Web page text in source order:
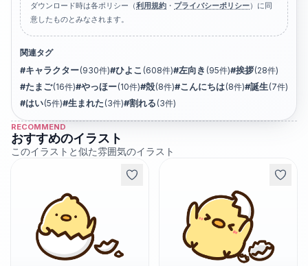
ダウンロード時は各ポリシー（利用規約 ・ プライバシーポリシー）に同
意したものとみなされます。
関連タグ
#キャラクター(930件)#ひよこ (608件)#左向き (95件)#挨拶(28件)
#たまご(16件)#やっほー(10件)#殻(8件)#こんにちは(8件)#誕生(7件)
#はい(5件)#生まれた (3件)#割れる (3件)
RECOMMEND
おすすめのイラスト
このイラストと似た雰囲気のイラスト